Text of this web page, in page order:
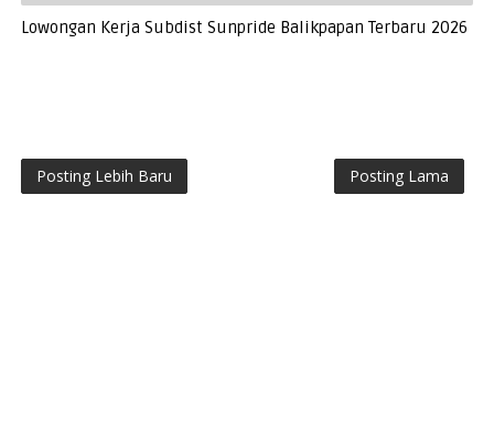
Lowongan Kerja Subdist Sunpride Balikpapan Terbaru 2026
Posting Lebih Baru Posting Lama